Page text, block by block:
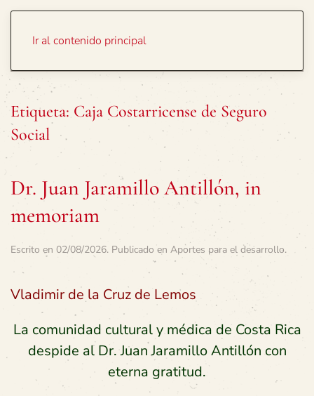
Ir al contenido principal
Etiqueta: Caja Costarricense de Seguro
Social
Dr. Juan Jaramillo Antillón, in
memoriam
Escrito en 02/08/2026. Publicado en Aportes para el desarrollo.
Vladimir de la Cruz de Lemos
La comunidad cultural y médica de Costa Rica
despide al Dr. Juan Jaramillo Antillón con
eterna gratitud.